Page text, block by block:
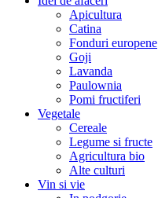
Apicultura
Catina
Fonduri europene
Goji
Lavanda
Paulownia
Pomi fructiferi
Vegetale
Cereale
Legume si fructe
Agricultura bio
Alte culturi
Vin si vie